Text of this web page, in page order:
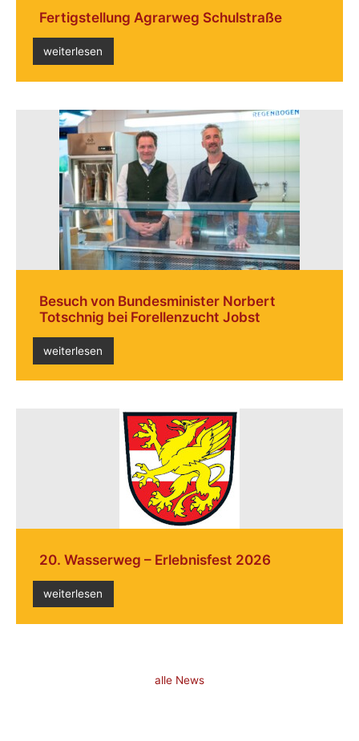
Fertigstellung Agrarweg Schulstraße
weiterlesen
Besuch von Bundesminister Norbert
Totschnig bei Forellenzucht Jobst
weiterlesen
20. Wasserweg – Erlebnisfest 2026
weiterlesen
alle News